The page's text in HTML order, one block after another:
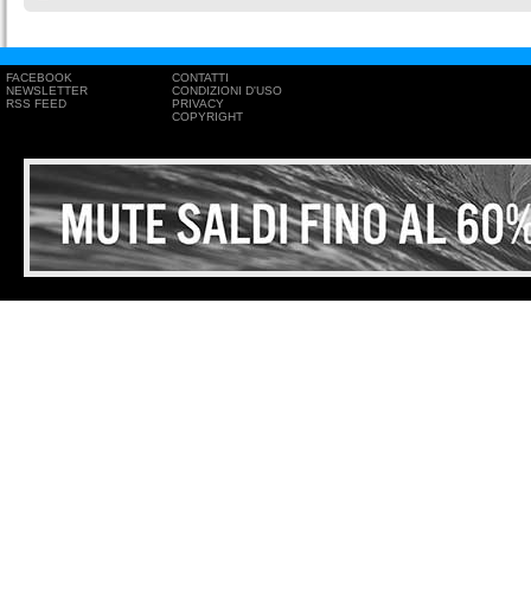
FACEBOOK
NEWSLETTER
RSS FEED
CONTATTI
CONDIZIONI D'USO
PRIVACY
COPYRIGHT